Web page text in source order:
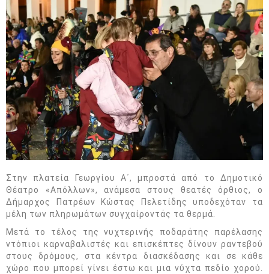
Στην πλατεία Γεωργίου Α΄, μπροστά από το Δημοτικό
Θέατρο «Απόλλων», ανάμεσα στους θεατές όρθιος, ο
Δήμαρχος Πατρέων Κώστας Πελετίδης υποδεχόταν τα
μέλη των πληρωμάτων συγχαίροντάς τα θερμά.
Μετά το τέλος της νυχτερινής ποδαράτης παρέλασης
ντόπιοι καρναβαλιστές και επισκέπτες δίνουν ραντεβού
στους δρόμους, στα κέντρα διασκέδασης και σε κάθε
χώρο που μπορεί γίνει έστω και μια νύχτα πεδίο χορού.